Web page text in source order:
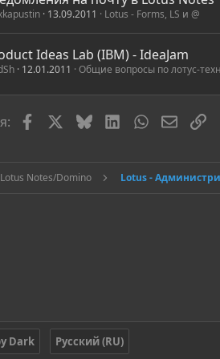
13.09.2011 Lotus - Forms, LS и @
Ideas Lab (IBM) - IdeaJam
12.01.2011 Общие вопросы по лотус-
FacebookBlueskyLinkedIn
WhatsApp
Lotus Notes/Domino Lotus -
Dark Русский (RU)